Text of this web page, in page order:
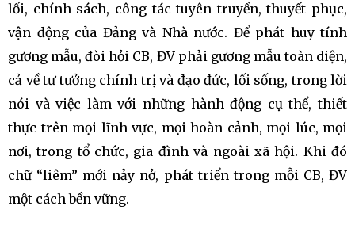
lối, chính sách, công tác tuyên truyền, thuyết phục,
vận động của Đảng và Nhà nước. Để phát huy tính
gương mẫu, đòi hỏi CB, ĐV phải gương mẫu toàn diện,
cả về tư tưởng chính trị và đạo đức, lối sống, trong lời
nói và việc làm với những hành động cụ thể, thiết
thực trên mọi lĩnh vực, mọi hoàn cảnh, mọi lúc, mọi
nơi, trong tổ chức, gia đình và ngoài xã hội. Khi đó
chữ “liêm” mới nảy nở, phát triển trong mỗi CB, ĐV
một cách bền vững.